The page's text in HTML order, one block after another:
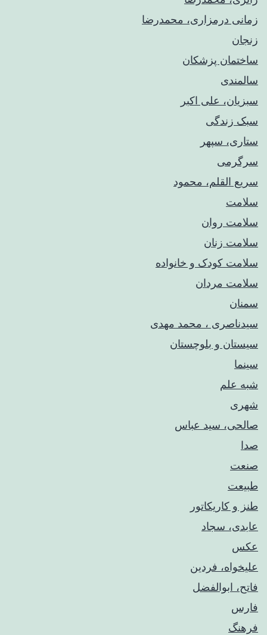
زمانی درمزاری، محمدرضا
زنجان
ساختمان پزشکان
سالمندی
سبزیان، علی اکبر
سبک زندگی
ستاری، سپهر
سرگرمی
سریع القلم، محمود
سلامت
سلامت روان
سلامت زنان
سلامت کودک‌ و خانواده
سلامت مردان
سمنان
سیدناصری ، محمد مهدی
سیستان و بلوچستان
سینما
شبه علم
شهری
صالحی، سید عباس
صدا
صنعت
طبیعت
طنز و کاریکاتور
عابدی، سجاد
عکس
علیخواه، فردین
فاتح، ابوالفضل
فارس
فرهنگ